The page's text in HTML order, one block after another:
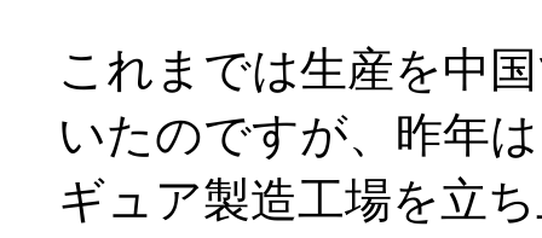
これまでは生産を中
いたのですが、昨年
ギュア製造工場を立